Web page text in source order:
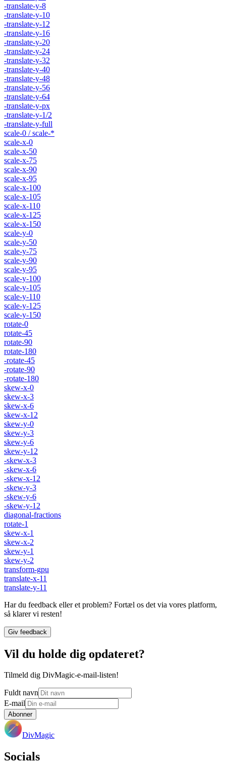
-translate-y-8
-translate-y-10
-translate-y-12
-translate-y-16
-translate-y-20
-translate-y-24
-translate-y-32
-translate-y-40
-translate-y-48
-translate-y-56
-translate-y-64
-translate-y-px
-translate-y-1/2
-translate-y-full
scale-0 / scale-*
scale-x-0
scale-x-50
scale-x-75
scale-x-90
scale-x-95
scale-x-100
scale-x-105
scale-x-110
scale-x-125
scale-x-150
scale-y-0
scale-y-50
scale-y-75
scale-y-90
scale-y-95
scale-y-100
scale-y-105
scale-y-110
scale-y-125
scale-y-150
rotate-0
rotate-45
rotate-90
rotate-180
-rotate-45
-rotate-90
-rotate-180
skew-x-0
skew-x-3
skew-x-6
skew-x-12
skew-y-0
skew-y-3
skew-y-6
skew-y-12
-skew-x-3
-skew-x-6
-skew-x-12
-skew-y-3
-skew-y-6
-skew-y-12
diagonal-fractions
rotate-1
skew-x-1
skew-x-2
skew-y-1
skew-y-2
transform-gpu
translate-x-11
translate-y-11
Har du feedback eller et problem? Fortæl os det via vores platform,
så klarer vi resten!
Giv feedback
Vil du holde dig opdateret?
Tilmeld dig DivMagic-e-mail-listen!
Fuldt navn
E-mail
Abonner
DivMagic
Socials